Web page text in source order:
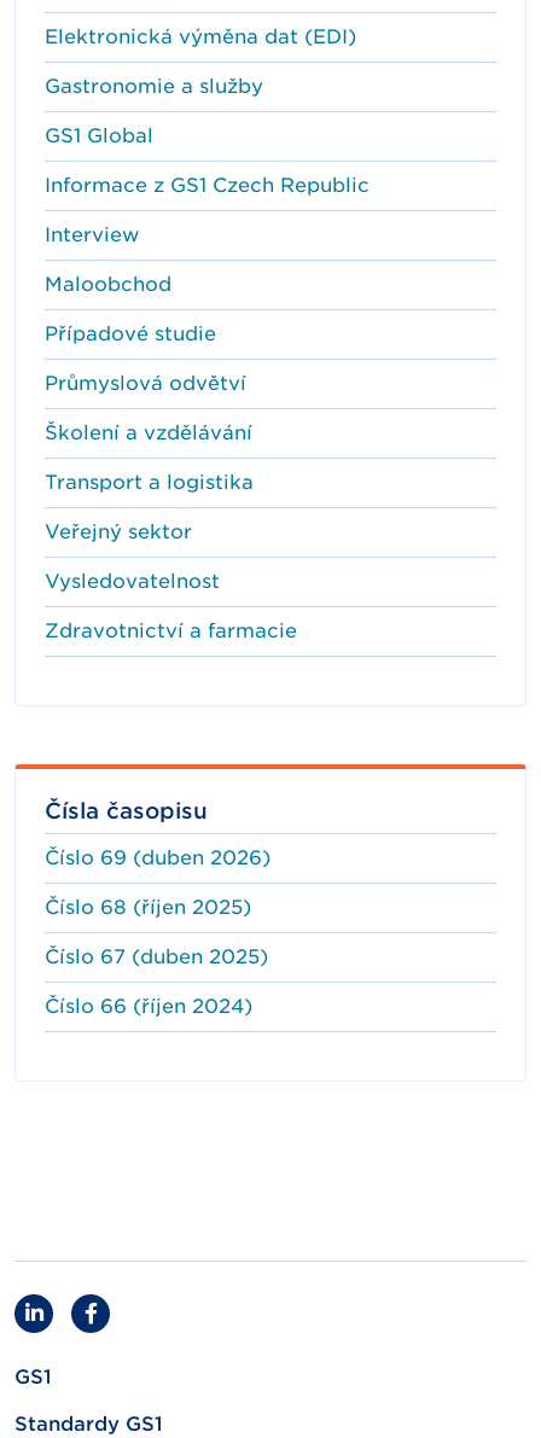
Elektronická výměna dat (EDI)
Gastronomie a služby
GS1 Global
Informace z GS1 Czech Republic
Interview
Maloobchod
Případové studie
Průmyslová odvětví
Školení a vzdělávání
Transport a logistika
Veřejný sektor
Vysledovatelnost
Zdravotnictví a farmacie
Čísla časopisu
Číslo 69 (duben 2026)
Číslo 68 (říjen 2025)
Číslo 67 (duben 2025)
Číslo 66 (říjen 2024)
GS1
Standardy GS1